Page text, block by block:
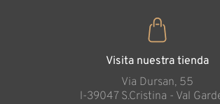
Visita nuestra tienda
Via Dursan, 55
l-39047 S.Cristina - Val